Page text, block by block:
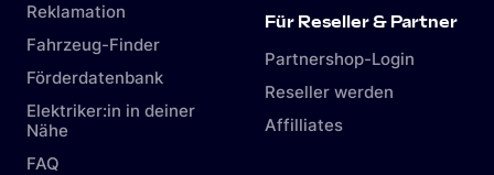
Reklamation
Fahrzeug-Finder
Förderdatenbank
Elektriker:in in deiner
Nähe
FAQ
Für Reseller & Partner
Partnershop-Login
Reseller werden
Affilliates